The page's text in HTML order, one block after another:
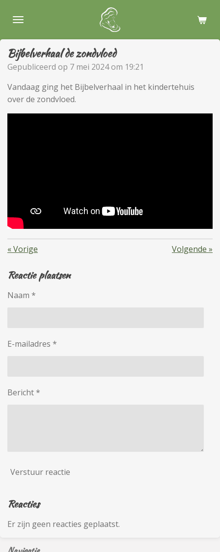
direct
de
hoofdinhoud
Bijbelverhaal de zondvloed
Gepubliceerd op 7 mei 2024 om 19:21
Vandaag ging het Bijbelverhaal in het kindertehuis
over de zondvloed.
«Vorige Volgende »
Reactie plaatsen
Naam *
E-mailadres *
Bericht *
Verstuur reactie
Reacties
Er zijn geen reacties geplaatst.